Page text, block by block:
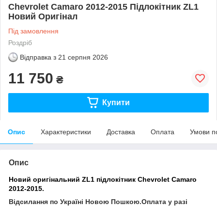
Chevrolet Camaro 2012-2015 Підлокітник ZL1
Новий Оригінал
Під замовлення
Роздріб
Відправка з 21 серпня 2026
11 750 ₴
Купити
Опис Характеристики Доставка Оплата Умови
Опис
Новий оригінальний ZL1 підлокітник Chevrolet Camaro
2012-2015.
Відсилання по Україні Новою Пошкою.Оплата у разі